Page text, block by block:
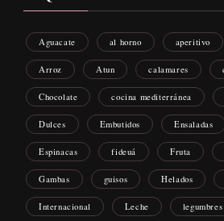
Aguacate al horno aperitivo
Arroz Atun calamares
Chocolate cocina mediterránea
Dulces Embutidos Ensaladas
Espinacas fideuá Fruta
Gambas guisos Helados
Internacional Leche legumbres